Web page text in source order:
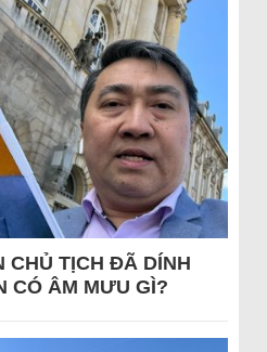
CHỦ TỊCH ĐÃ DÍNH
CÓ ÂM MƯU GÌ?